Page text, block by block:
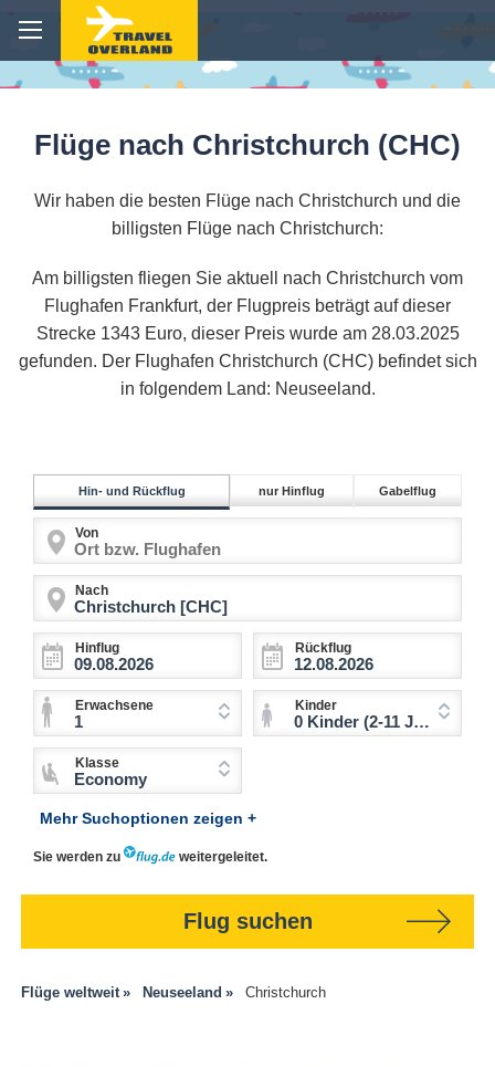
Flüge nach Christchurch (CHC)
Wir haben die besten Flüge nach Christchurch und die
billigsten Flüge nach Christchurch:
Am billigsten fliegen Sie aktuell nach Christchurch vom
Flughafen Frankfurt, der Flugpreis beträgt auf dieser
Strecke 1343 Euro, dieser Preis wurde am 28.03.2025
gefunden. Der Flughafen Christchurch (CHC) befindet sich
in folgendem Land: Neuseeland.
Hin- und Rückflug nur Hinflug Gabelflug
Von
Nach
Hinflug Rückflug
Erwachsene
1
Kinder
0 Kinder (2-11 Jahre)
Klasse
Economy
Mehr Suchoptionen zeigen +
Sie werden zu weitergeleitet.
Flug suchen
Flüge weltweit Neuseeland Christchurch